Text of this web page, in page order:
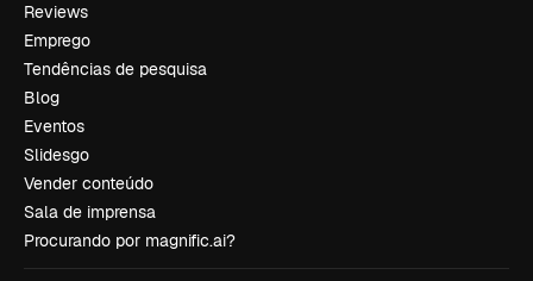
Reviews
Emprego
Tendências de pesquisa
Blog
Eventos
Slidesgo
Vender conteúdo
Sala de imprensa
Procurando por magnific.ai?